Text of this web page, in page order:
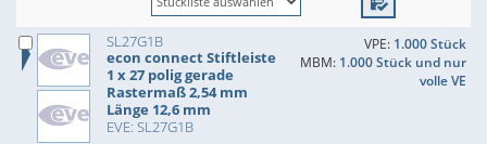
SL27G1B
econ connect Stiftleiste
1 x 27 polig gerade
Rastermaß 2,54 mm
Länge 12,6 mm
EVE: SL27G1B
VPE: 1.000 Stück
MBM: 1.000 Stück und nur
volle VE